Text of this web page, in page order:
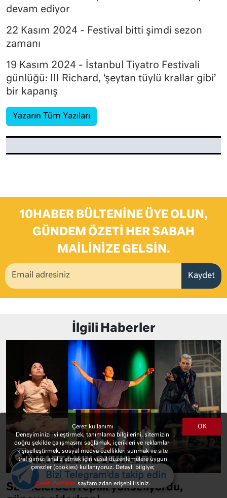
devam ediyor
22 Kasım 2024 - Festival bitti şimdi sezon
zamanı
19 Kasım 2024 - İstanbul Tiyatro Festivali
günlüğü: III Richard, ‘şeytan tüylü krallar gibi’
bir kapanış
Yazarın Tüm Yazıları
10HABER BÜLTENINE ÜYE OLUN,
GÜNDEM ÖZETI HER SABAH
MAILINIZE GELSIN.
Kaydet
İlgili Haberler
Sahnelerden replik yükseliyordu,
OK
Çerez kullanımı
Deneyiminizi iyileştirmek, tanımlama bilgilerini, sitemizin
doğru şekilde çalışmasını sağlamak, içerikleri ve reklamları
kişiselleştirmek, sosyal medya özellikleri sunmak ve site
trafiğimizi analiz etmek için yasal düzenlemelere uygun
çerezler (cookies) kullanıyoruz. Detaylı bilgiye;
Çerez Politikasısayfamızdan erişebilirsiniz.
Bizi Telegram'da takip edin